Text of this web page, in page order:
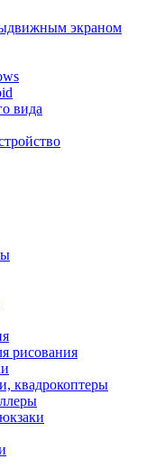
экраном
вида
рисования
квадрокоптеры